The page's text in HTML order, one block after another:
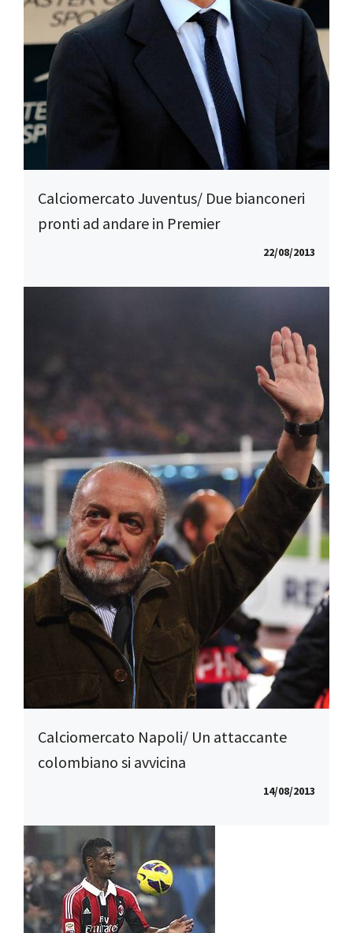
Calciomercato Juventus/ Due bianconeri
pronti ad andare in Premier
22/08/2013
Calciomercato Napoli/ Un attaccante
colombiano si avvicina
14/08/2013